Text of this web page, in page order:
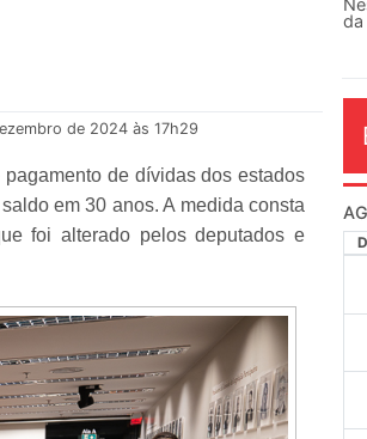
de 2024 às 17h29
de dívidas dos estados
em 30 anos. A medida consta
foi alterado pelos deputados e
O